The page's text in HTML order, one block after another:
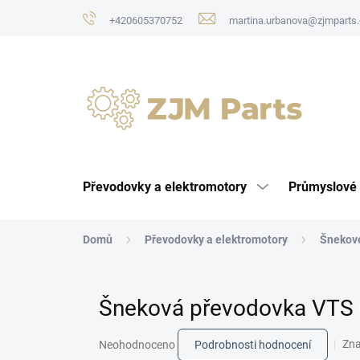
+420605370752
Převodovky a elektromotory
Domů Převodovky a elektromotory
Šneková převodovka
hodnocení
Neohodnoceno Podrobnosti hodnocení